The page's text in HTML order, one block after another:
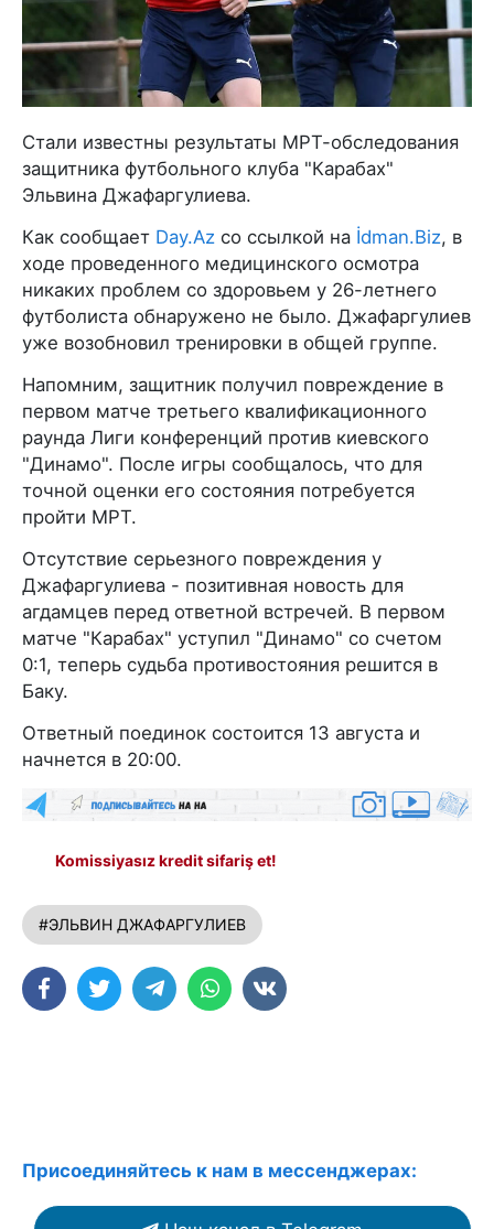
Стали известны результаты МРТ-обследования
защитника футбольного клуба "Карабах"
Эльвина Джафаргулиева.
Как сообщает Day.Az со ссылкой на İdman.Biz, в
ходе проведенного медицинского осмотра
никаких проблем со здоровьем у 26-летнего
футболиста обнаружено не было. Джафаргулиев
уже возобновил тренировки в общей группе.
Напомним, защитник получил повреждение в
первом матче третьего квалификационного
раунда Лиги конференций против киевского
"Динамо". После игры сообщалось, что для
точной оценки его состояния потребуется
пройти МРТ.
Отсутствие серьезного повреждения у
Джафаргулиева - позитивная новость для
агдамцев перед ответной встречей. В первом
матче "Карабах" уступил "Динамо" со счетом
0:1, теперь судьба противостояния решится в
Баку.
Ответный поединок состоится 13 августа и
начнется в 20:00.
Komissiyasız kredit sifariş et!
#ЭЛЬВИН ДЖАФАРГУЛИЕВ
Присоединяйтесь к нам в мессенджерах: